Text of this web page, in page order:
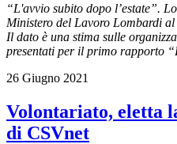
“L'avvio subito dopo l’estate”.
Ministero del Lavoro Lombardi
Il dato è una stima sulle
presentati per il primo rapporto
26 Giugno 2021
Volontariato, eletta
di CSVnet